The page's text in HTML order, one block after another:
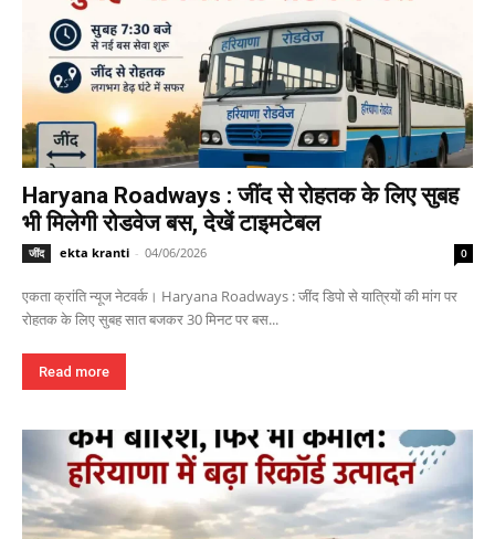
Haryana Roadways : जींद से रोहतक के लिए सुबह
भी मिलेगी रोडवेज बस, देखें टाइमटेबल
जींद ekta kranti - 04/06/2026 0
एकता क्रांति न्यूज नेटवर्क। Haryana Roadways : जींद डिपो से यात्रियों की मांग पर
रोहतक के लिए सुबह सात बजकर 30 मिनट पर बस...
Read more